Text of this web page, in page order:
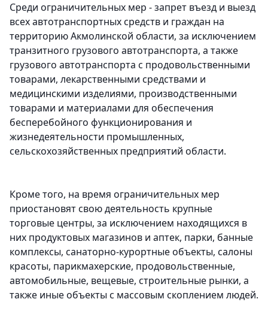
Среди ограничительных мер - запрет въезд и выезд
всех автотранспортных средств и граждан на
территорию Акмолинской области, за исключением
транзитного грузового автотранспорта, а также
грузового автотранспорта с продовольственными
товарами, лекарственными средствами и
медицинскими изделиями, производственными
товарами и материалами для обеспечения
бесперебойного функционирования и
жизнедеятельности промышленных,
сельскохозяйственных предприятий области.
Кроме того, на время ограничительных мер
приостановят свою деятельность крупные
торговые центры, за исключением находящихся в
них продуктовых магазинов и аптек, парки, банные
комплексы, санаторно-курортные объекты, салоны
красоты, парикмахерские, продовольственные,
автомобильные, вещевые, строительные рынки, а
также иные объекты с массовым скоплением людей.